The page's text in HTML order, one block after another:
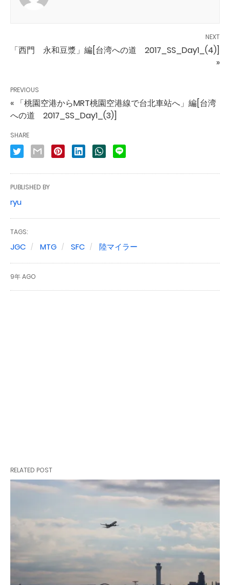
NEXT
「西門 永和豆漿」編[台湾への道 2017_SS_Day1_(4)]
»
PREVIOUS
« 「桃園空港からMRT桃園空港線で台北車站へ」編[台湾
への道 2017_SS_Day1_(3)]
SHARE
PUBLISHED BY
ryu
TAGS:
JGC MTG SFC 陸マイラー
9年 AGO
RELATED POST